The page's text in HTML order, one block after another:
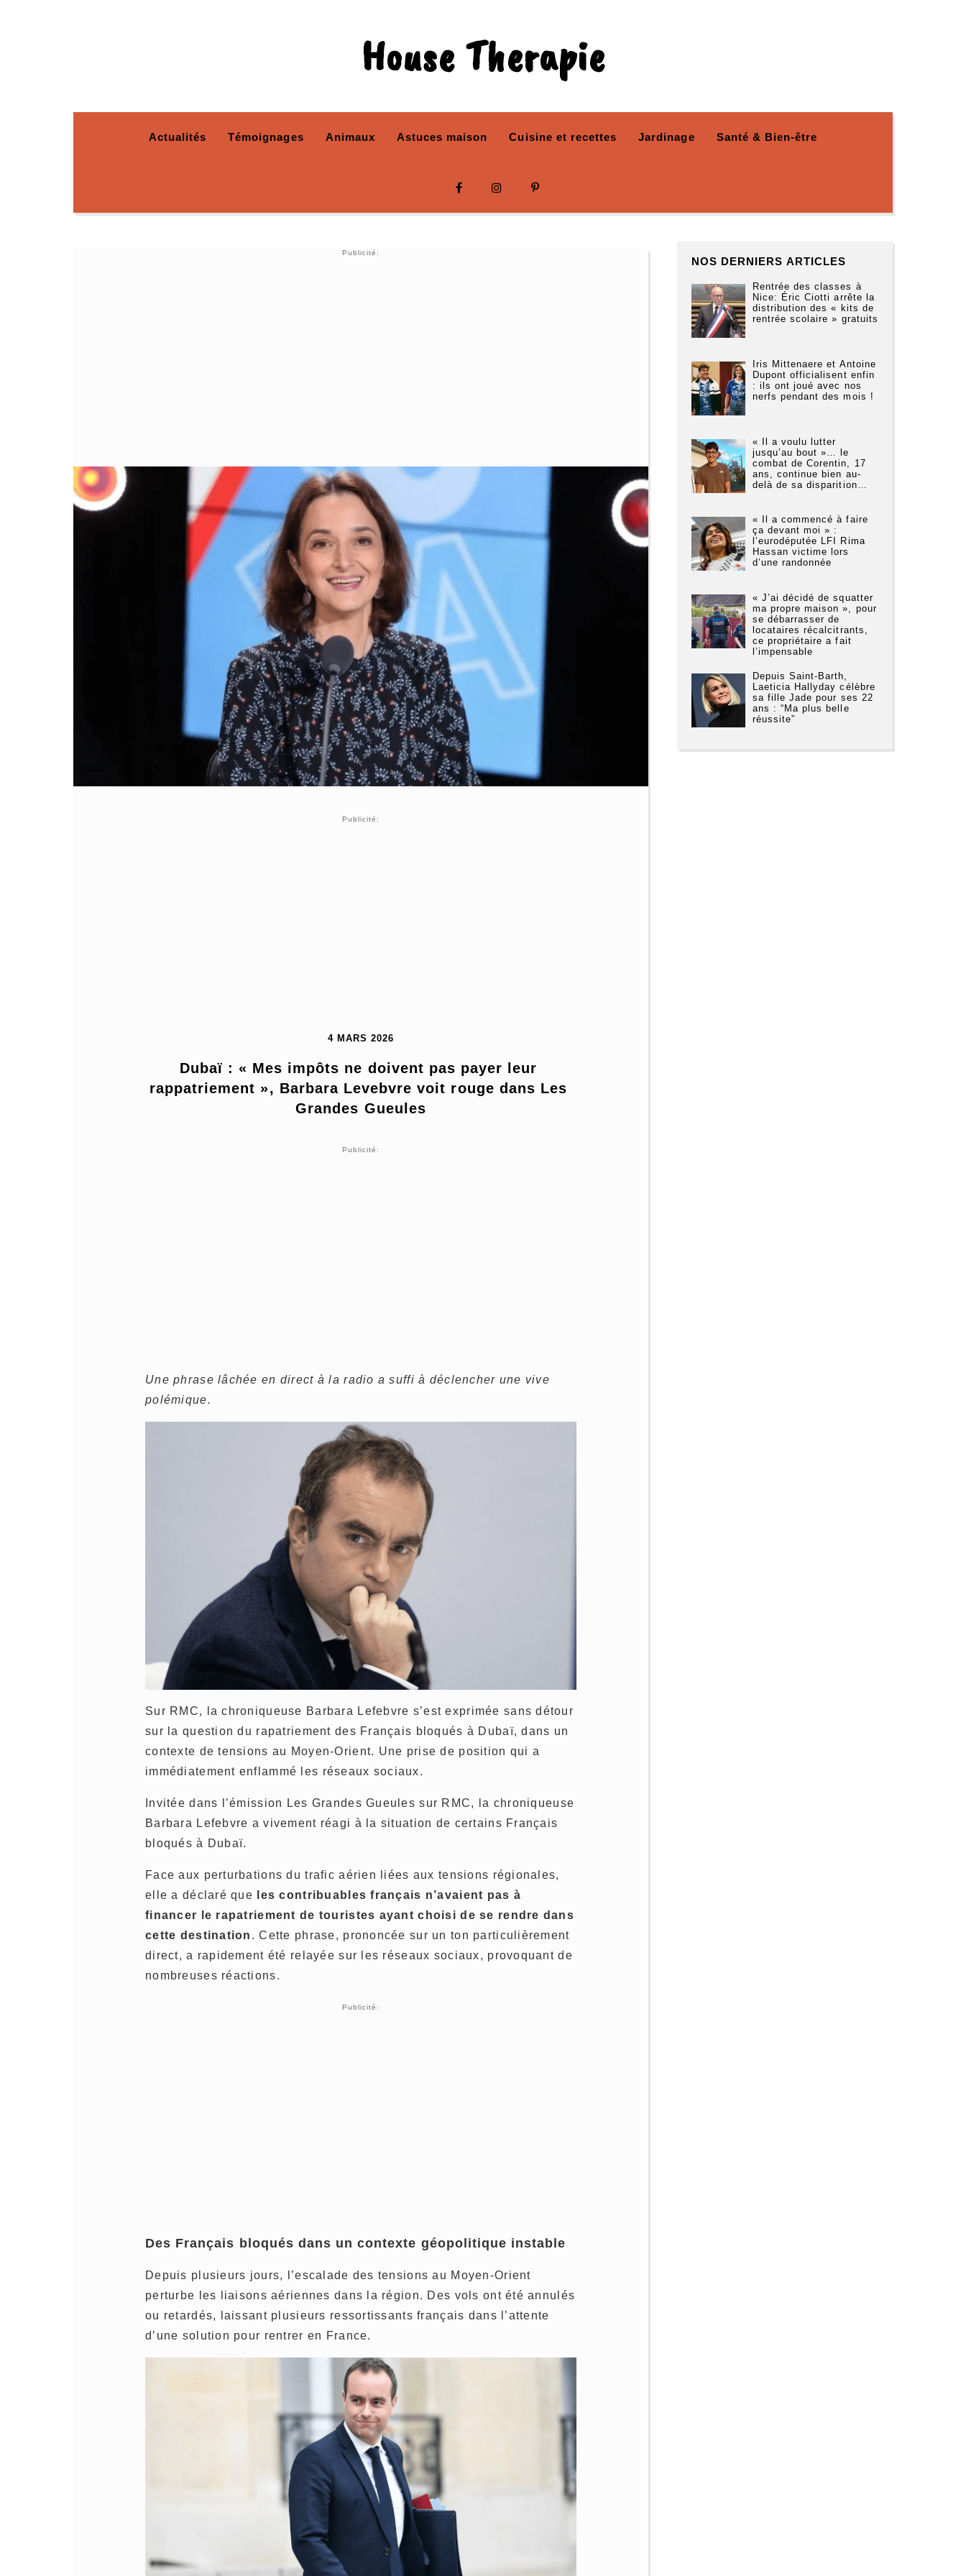
House Therapie
Actualités Témoignages Animaux Astuces maison Cuisine et recettes Jardinage Santé & Bien-être
Publicité:
Publicité:
4 MARS 2026
Dubaï : « Mes impôts ne doivent pas payer leur
rappatriement », Barbara Levebvre voit rouge dans Les
Grandes Gueules
Publicité:
Une phrase lâchée en direct à la radio a suffi à déclencher une vive
polémique.
Sur RMC, la chroniqueuse Barbara Lefebvre s’est exprimée sans détour
sur la question du rapatriement des Français bloqués à Dubaï, dans un
contexte de tensions au Moyen-Orient. Une prise de position qui a
immédiatement enflammé les réseaux sociaux.
Invitée dans l’émission Les Grandes Gueules sur RMC, la chroniqueuse
Barbara Lefebvre a vivement réagi à la situation de certains Français
bloqués à Dubaï.
Face aux perturbations du trafic aérien liées aux tensions régionales,
elle a déclaré que
les contribuables français n’avaient pas à
financer le rapatriement de touristes ayant choisi de se rendre dans
cette destination . Cette phrase, prononcée sur un ton particulièrement
direct, a rapidement été relayée sur les réseaux sociaux, provoquant de
nombreuses réactions.
Publicité:
Des Français bloqués dans un contexte géopolitique instable
Depuis plusieurs jours, l’escalade des tensions au Moyen-Orient
perturbe les liaisons aériennes dans la région. Des vols ont été annulés
ou retardés, laissant plusieurs ressortissants français dans l’attente
d’une solution pour rentrer en France.
NOS DERNIERS ARTICLES
Rentrée des classes à
Nice: Éric Ciotti arrête la
distribution des « kits de
rentrée scolaire » gratuits
Iris Mittenaere et Antoine
Dupont officialisent enfin
: ils ont joué avec nos
nerfs pendant des mois !
« Il a voulu lutter
jusqu’au bout »… le
combat de Corentin, 17
ans, continue bien au-
delà de sa disparition…
« Il a commencé à faire
ça devant moi » :
l’eurodéputée LFI Rima
Hassan victime lors
d’une randonnée
« J’ai décidé de squatter
ma propre maison », pour
se débarrasser de
locataires récalcitrants,
ce propriétaire a fait
l’impensable
Depuis Saint-Barth,
Laeticia Hallyday célèbre
sa fille Jade pour ses 22
ans : “Ma plus belle
réussite”